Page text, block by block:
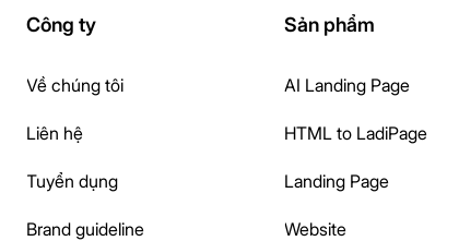
Công ty
Về chúng tôi
Liên hệ
Tuyển dụng
Brand guideline
Sản phẩm
AI Landing Page
HTML to LadiPage
Landing Page
Website